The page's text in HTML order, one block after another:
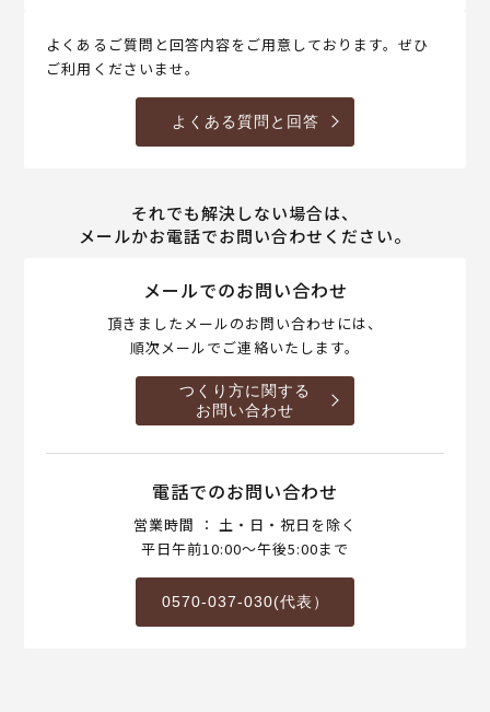
よくあるご質問と回答内容をご用意しております。ぜひ
ご利用くださいませ。
よくある質問と回答
それでも解決しない場合は、
メールかお電話でお問い合わせください。
メールでのお問い合わせ
頂きましたメールのお問い合わせには、
順次メールでご連絡いたします。
つくり方に関する
お問い合わせ
電話でのお問い合わせ
営業時間 ： 土・日・祝日を除く
平日午前10:00～午後5:00まで
0570-037-030(代表）